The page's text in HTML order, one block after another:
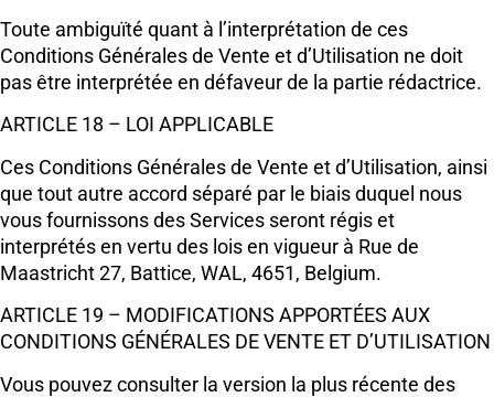
Toute ambiguïté quant à l’interprétation de ces
Conditions Générales de Vente et d’Utilisation ne doit
pas être interprétée en défaveur de la partie rédactrice.
ARTICLE 18 – LOI APPLICABLE
Ces Conditions Générales de Vente et d’Utilisation, ainsi
que tout autre accord séparé par le biais duquel nous
vous fournissons des Services seront régis et
interprétés en vertu des lois en vigueur à Rue de
Maastricht 27, Battice, WAL, 4651, Belgium.
ARTICLE 19 – MODIFICATIONS APPORTÉES AUX
CONDITIONS GÉNÉRALES DE VENTE ET D’UTILISATION
Vous pouvez consulter la version la plus récente des